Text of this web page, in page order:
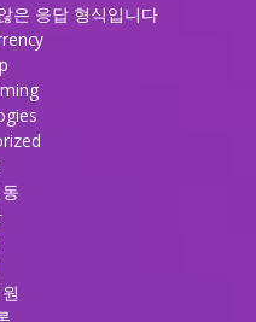
은 응답 형식입니다